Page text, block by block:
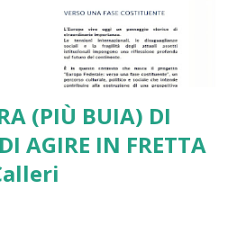
e intellettuali sinceramente
(PIÙ BUIA) DI
AGIRE IN FRETTA